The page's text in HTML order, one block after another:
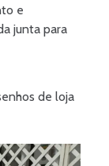
e
junta para
de loja